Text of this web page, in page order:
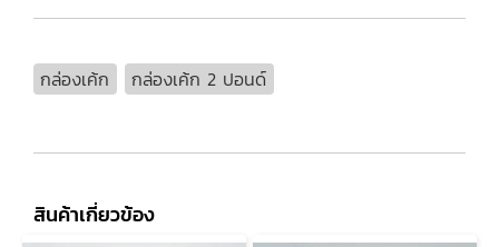
กล่องเค้ก กล่องเค้ก 2 ปอนด์
สินค้าเกี่ยวข้อง